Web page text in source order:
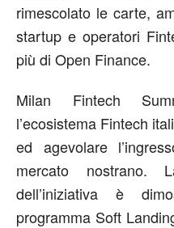
rimescolato le carte,
startup e operatori
più di Open Finance.
Milan Fintech
l’ecosistema Fintech
ed agevolare
mercato nostrano.
dell’iniziativa è
programma Soft